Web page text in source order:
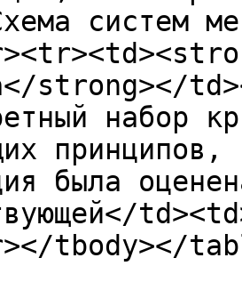
систем
strong></
набор
принципов,
была